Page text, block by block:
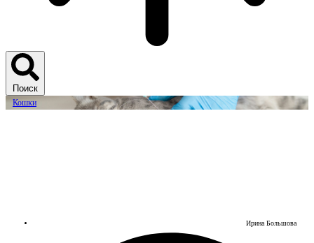
Поиск
Кошки
Ирина Большова